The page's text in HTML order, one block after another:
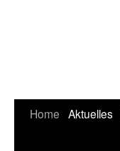
Home Aktuelles